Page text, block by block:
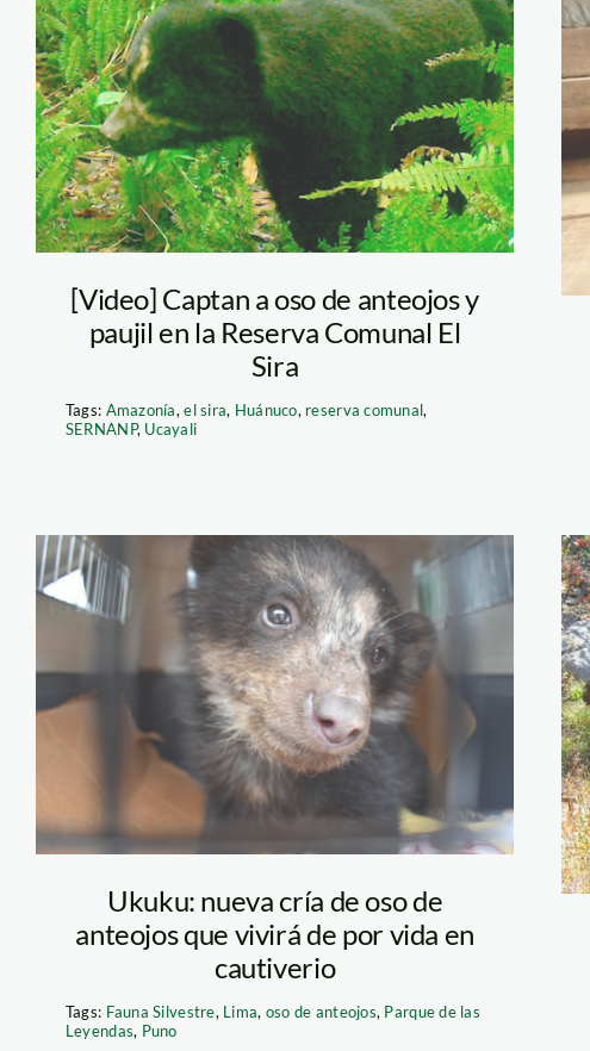
oso-de-anteojos
—reserva-
comunal-el-sira—
sernanp
[Video] Captan a oso de anteojos y
paujil en la Reserva Comunal El
Sira
Tags: Amazonía,el sira, Huánuco, reserva comunal,
SERNANP, Ucayali
oso-de-antojos—
serfor
Ukuku: nueva cría de oso de
anteojos que vivirá de por vida en
cautiverio
Tags: Fauna Silvestre, Lima, oso de anteojos, Parque de las
Leyendas, Puno